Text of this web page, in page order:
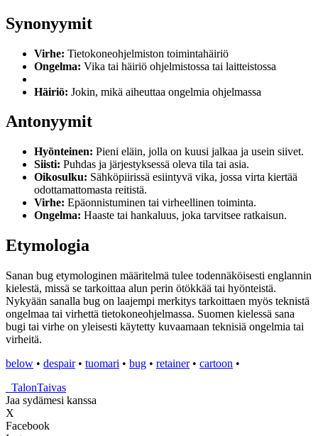
Synonyymit
Virhe: Tietokoneohjelmiston toimintahäiriö
Ongelma: Vika tai häiriö ohjelmistossa tai laitteistossa
Häiriö: Jokin, mikä aiheuttaa ongelmia ohjelmassa
Antonyymit
Hyönteinen: Pieni eläin, jolla on kuusi jalkaa ja usein siivet.
Siisti: Puhdas ja järjestyksessä oleva tila tai asia.
Oikosulku: Sähköpiirissä esiintyvä vika, jossa virta kiertää
odottamattomasta reitistä.
Virhe: Epäonnistuminen tai virheellinen toiminta.
Ongelma: Haaste tai hankaluus, joka tarvitsee ratkaisun.
Etymologia
Sanan bug etymologinen määritelmä tulee todennäköisesti englannin
kielestä, missä se tarkoittaa alun perin ötökkää tai hyönteistä.
Nykyään sanalla bug on laajempi merkitys tarkoittaen myös teknistä
ongelmaa tai virhettä tietokoneohjelmassa. Suomen kielessä sana
bugi tai virhe on yleisesti käytetty kuvaamaan teknisiä ongelmia tai
virheitä.
below • despair• tuomari • bug • retainer• cartoon •
TalonTaivas
Jaa sydämesi kanssa
X
Facebook